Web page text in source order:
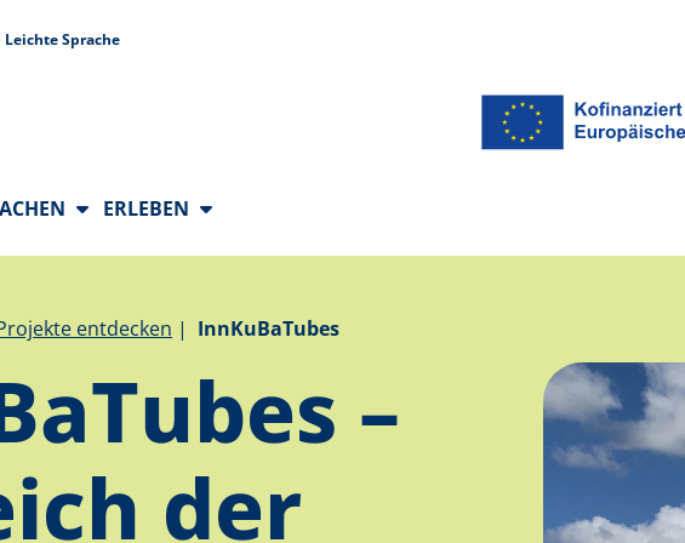
Sprachen
Leichte Sprache
ERLEBEN
entdecken InnKuBaTubes
–
der